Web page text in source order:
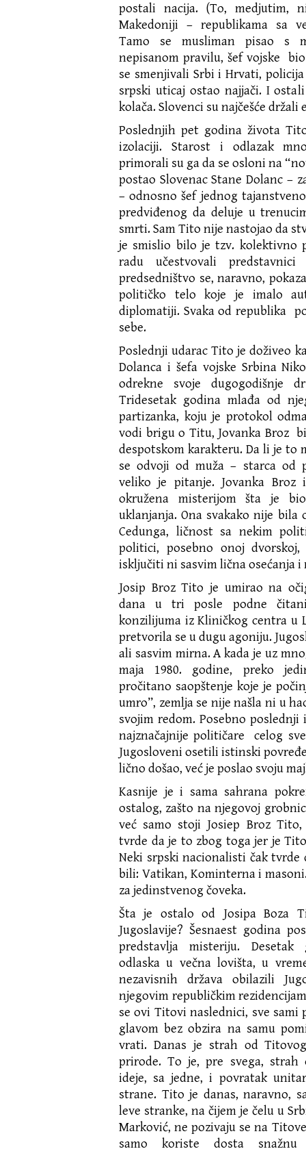
postali nacija. (To, medjutim,
Makedoniji – republikama sa
Tamo se musliman pisao s
nepisanom pravilu, šef vojske
se smenjivali Srbi i Hrvati,
srpski uticaj ostao najjači. I
kolača. Slovenci su najčešće
Poslednjih pet godina života
izolaciji. Starost i odlazak
primorali su ga da se osloni na
postao Slovenac Stane Dolanc –
– odnosno šef jednog
predviđenog da deluje u
smrti. Sam Tito nije nastojao da
je smislio bilo je tzv. kolektivno
radu učestvovali
predsedništvo se, naravno,
političko telo koje je imalo
diplomatiji. Svaka od republika
sebe.
Poslednji udarac Tito je doživeo
Dolanca i šefa vojske Srbina
odrekne svoje dugogodišnje
Tridesetak godina mlađa od
partizanka, koju je protokol
vodi brigu o Titu, Jovanka Broz
despotskom karakteru. Da li je to
se odvoji od muža – starca od
veliko je pitanje. Jovanka Broz
okružena misterijom šta je
uklanjanja. Ona svakako nije bila
Cedunga, ličnost sa nekim
politici, posebno onoj
isključiti ni sasvim lična osećanja i
Josip Broz Tito je umirao na
dana u tri posle podne
konzilijuma iz Kliničkog centra u
pretvorila se u dugu agoniju.
ali sasvim mirna. A kada je uz
maja 1980. godine, preko
pročitano saopštenje koje je
umro”, zemlja se nije našla ni u
svojim redom. Posebno
najznačajnije političare celog
Jugosloveni osetili istinski
lično došao, već je poslao svoju
Kasnije je i sama sahrana
ostalog, zašto na njegovoj
već samo stoji Josiep Broz Tito,
tvrde da je to zbog toga jer je
Neki srpski nacionalisti čak tvrde
bili: Vatikan, Kominterna i
za jedinstvenog čoveka.
Šta je ostalo od Josipa Boza
Jugoslavije? Šesnaest godina
predstavlja misteriju.
odlaska u večna lovišta, u
nezavisnih država obilazili
njegovim republičkim
se ovi Titovi naslednici, sve sami
glavom bez obzira na samu
vrati. Danas je strah od
prirode. To je, pre svega, strah
ideje, sa jedne, i povratak
strane. Tito je danas, naravno,
leve stranke, na čijem je čelu u
Marković, ne pozivaju se na
samo koriste dosta